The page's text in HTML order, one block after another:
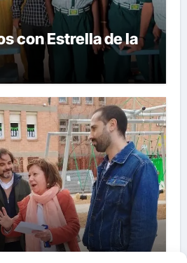
con Estrella de la